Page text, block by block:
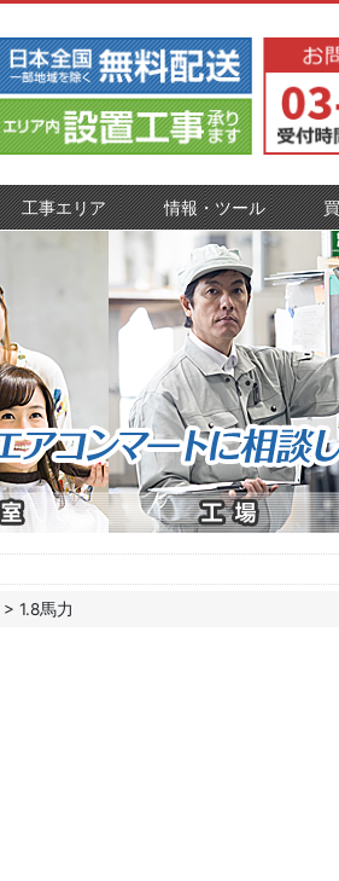
工事エリア 情報・ツール
> 1.8馬力